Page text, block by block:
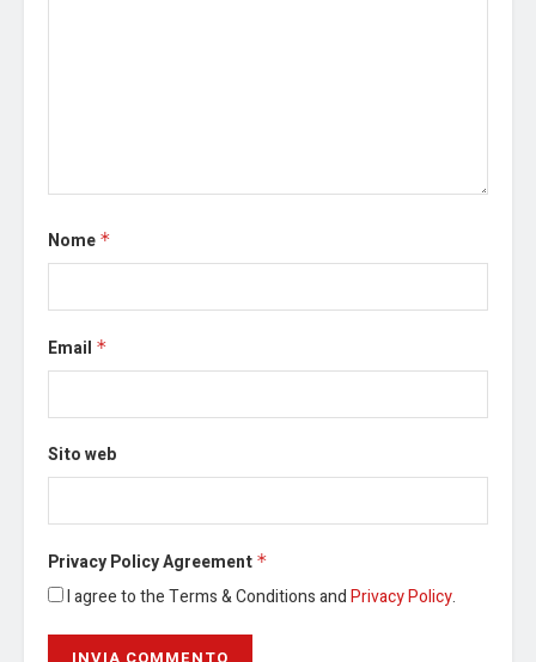
Nome *
Email *
Sito web
Privacy Policy Agreement *
I agree to the Terms & Conditions andPrivacy Policy.